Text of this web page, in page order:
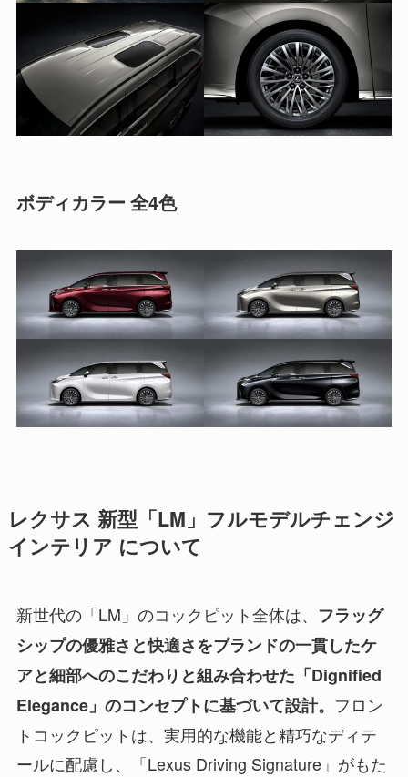
ボディカラー 全4色
レクサス 新型「LM」フルモデルチェンジ
インテリア について
新世代の「LM」のコックピット全体は、 フラッグ
シップの優雅さと快適さをブランドの一貫したケ
アと細部へのこだわりと組み合わせた「Dignified
Elegance」のコンセプトに基づいて設計。 フロン
トコックピットは、実用的な機能と精巧なディテ
ールに配慮し、「Lexus Driving Signature」がもた